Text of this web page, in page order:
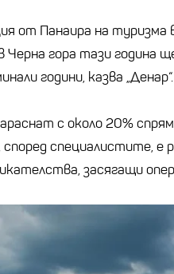
от Панаира на туризма
Черна гора тази година
години, казва „Денар“.
с около 20%
според специалистите,
засягащи